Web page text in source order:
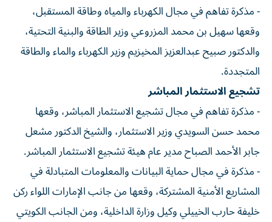
- مذكرة تفاهم في مجال الكهرباء والمياه وطاقة المستقبل،
وقعها سهيل بن محمد المزروعي وزير الطاقة والبنية التحتية،
والدكتور صبيح عبدالعزيز المخيزيم وزير الكهرباء والماء والطاقة
المتجددة.
تشجيع الاستثمار المباشر
- مذكرة تفاهم في مجال تشجيع الاستثمار المباشر، وقعها
محمد حسن السويدي وزير الاستثمار، والشيخ الدكتور مشعل
جابر الأحمد الصباح مدير عام هيئة تشجيع الاستثمار المباشر.
- مذكرة في مجال حماية البيانات والمعلومات المتبادلة في
المشاريع الأمنية المشتركة، وقعها من جانب الإمارات اللواء ركن
خليفة حارب الخييلي وكيل وزارة الداخلية، ومن الجانب الكويتي